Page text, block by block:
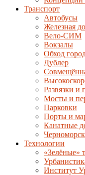
Транспорт
Автобусы
Железная
Вело-СИМ
Вокзалы
Обход
Дублер
Развязки и
Мосты и
Парковки
Порты и
Канатные
Технологии
«Зелёные»
Институт